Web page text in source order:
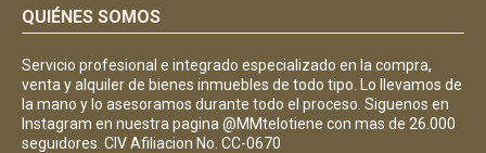
QUIÉNES SOMOS
Servicio profesional e integrado especializado en la compra,
venta y alquiler de bienes inmuebles de todo tipo. Lo llevamos de
la mano y lo asesoramos durante todo el proceso. Siguenos en
Instagram en nuestra pagina @MMtelotiene con mas de 26.000
seguidores. CIV Afiliacion No. CC-0670